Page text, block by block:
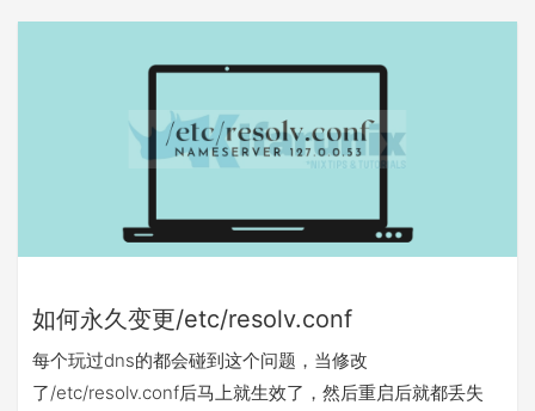
无需升级可以直接用，版本10开始10.x无需升级可以直接
如何永久变更/etc/resolv.conf
每个玩过dns的都会碰到这个问题，当修改
了/etc/resolv.conf后马上就生效了，然后重启后就都丢失